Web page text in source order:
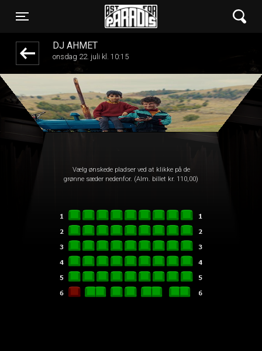
Toggle navigation
Øst for Paradis
DJ AHMET
onsdag 22. juli kl. 10:15
Vælg ønskede pladser ved at klikke på de
grønne sæder nedenfor. (Alm. billet kr. 110,00)
1step-front02 035143